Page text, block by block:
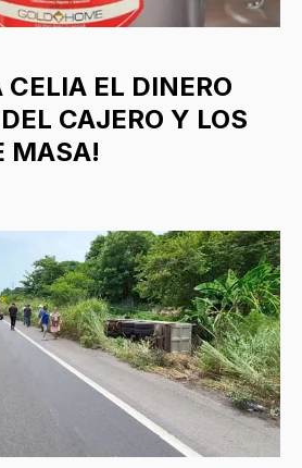
CELIA EL DINERO
CAJERO Y LOS
MASA!